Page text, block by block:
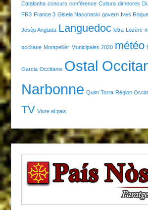
Catalonha concurs conférence Cultura dimecres
FR3 France 3 Gisela Naconaski govern Ives
Josèp Anglada Languedoc letra Lozère
occitane Montpellier Municipales 2020 météo
Garcia Occitanie Ostal
Narbonne Quim Torra Région
TV Viure al pais